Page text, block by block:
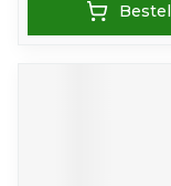
Bestel